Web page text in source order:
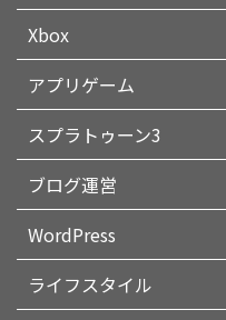
Xbox
アプリゲーム
スプラトゥーン3
ブログ運営
WordPress
ライフスタイル